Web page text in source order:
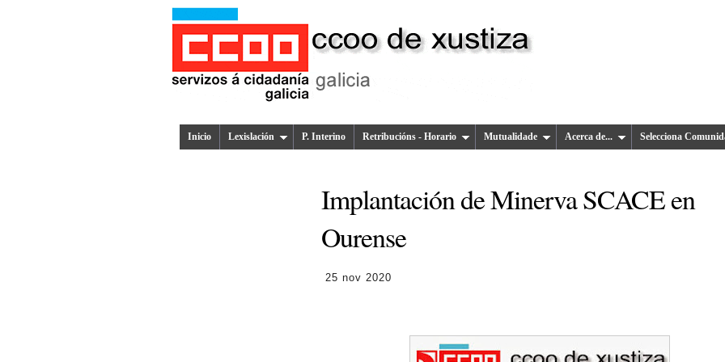
Inicio Lexislación P. Interino Retribucións - Horario Mutualidade Acerca de... Selecciona
Implantación de Minerva SCACE en
Ourense
25 nov 2020